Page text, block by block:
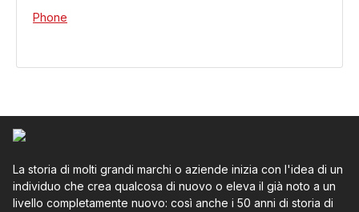
Phone
La storia di molti grandi marchi o aziende inizia con l'idea di un
individuo che crea qualcosa di nuovo o eleva il già noto a un
livello completamente nuovo: così anche i 50 anni di storia di